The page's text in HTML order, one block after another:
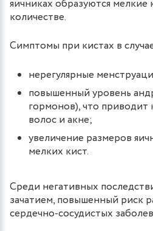
яичниках образуются
количестве.
Симптомы при кистах в
нерегулярные
повышенный уровень
гормонов), что приводит
волос и акне;
увеличение размеров
мелких кист.
Среди негативных
зачатием, повышенный риск
сердечно-сосудистых